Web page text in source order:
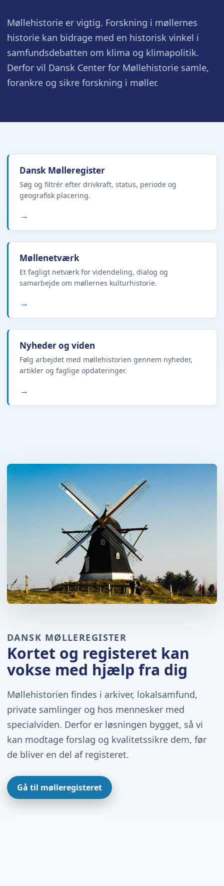
Møllehistorie er vigtig. Forskning i møllernes
historie kan bidrage med en historisk vinkel i
samfundsdebatten om klima og klimapolitik.
Derfor vil Dansk Center for Møllehistorie samle,
forankre og sikre forskning i møller.
Dansk Mølleregister
Søg og filtrér efter drivkraft, status, periode og
geografisk placering.
→
Møllenetværk
Et fagligt netværk for videndeling, dialog og
samarbejde om møllernes kulturhistorie.
→
Nyheder og viden
Følg arbejdet med møllehistorien gennem nyheder,
artikler og faglige opdateringer.
→
DANSK MØLLEREGISTER
Kortet og registeret kan
vokse med hjælp fra dig
Møllehistorien findes i arkiver, lokalsamfund,
private samlinger og hos mennesker med
specialviden. Derfor er løsningen bygget, så vi
kan modtage forslag og kvalitetssikre dem, før
de bliver en del af registeret.
Gå til mølleregisteret